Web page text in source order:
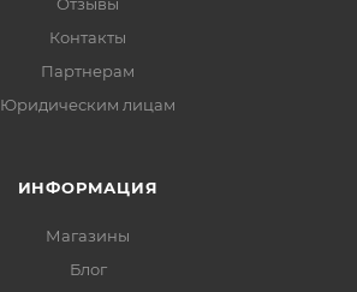
Контакты
Партнерам
Юридическим лицам
ИНФОРМАЦИЯ
Магазины
Блог